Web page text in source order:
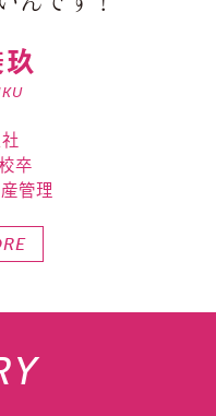
卒
管理